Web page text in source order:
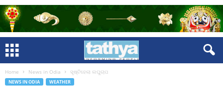
Home News in Odia ସୃଷ୍ଟିହେଲା ଲଘୁଚାପ
NEWS IN ODIA WEATHER